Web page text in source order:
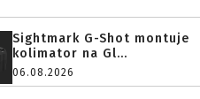
Sightmark G-Shot montuje
kolimator na Gl...
06.08.2026